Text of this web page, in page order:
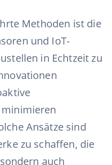
Methoden ist die
und IoT-
in Echtzeit zu
Ansätze sind
zu schaffen, die
auch